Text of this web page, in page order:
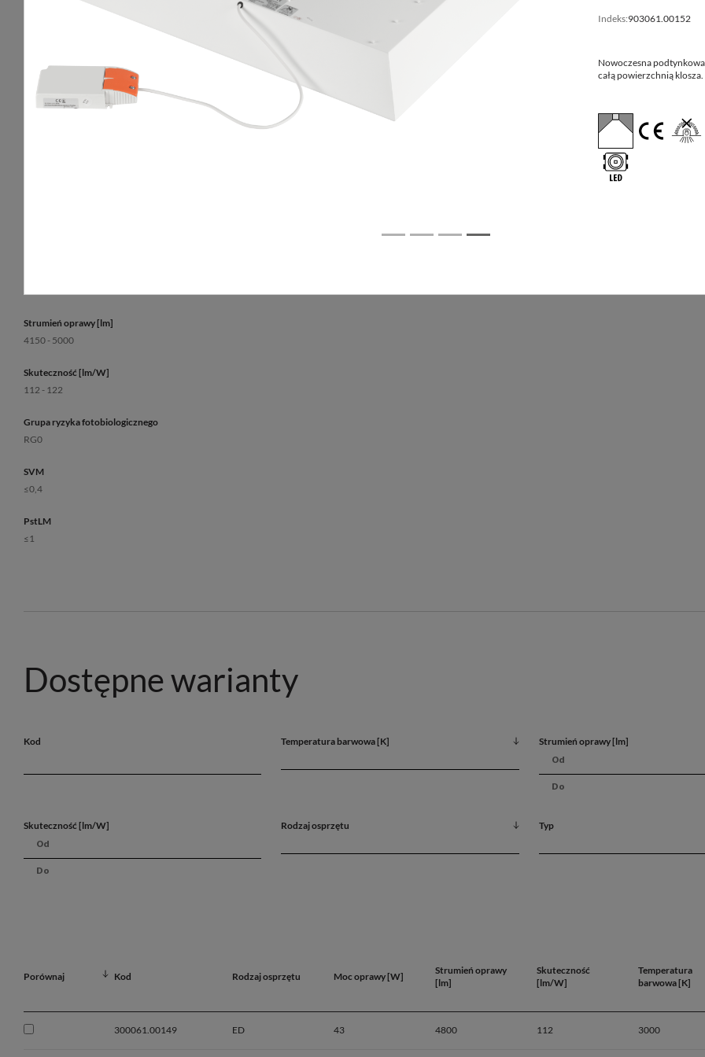
Indeks:903061.00152
Nowoczesna podtynkowa
całą powierzchnią
Sposób świecenia
bezpośredni
Strumień oprawy [lm]
4150 - 5000
Skuteczność [lm/W]
112 - 122
Grupa ryzyka fotobiologicznego
RG0
SVM
≤0,4
PstLM
≤1
Żywotność L90B10
30 000 h
Gwarancja
Wymiary
620x620x80 625x625
Dostępne warianty
Kod Temperatura barwowa [K] Strumień oprawy [lm]
Skuteczność [lm/W] Rodzaj osprzętu Typ
Porównaj Kod Rodzaj osprzętu Moc oprawy [W]
Strumień oprawy
[lm]
Skuteczność
[lm/W]
Temperatura
barwowa [K]
300061.00149 ED 43 4800 112 3000